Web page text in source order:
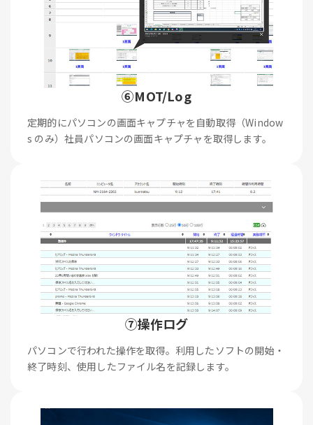
⑥MOT/Log
定期的にパソコンの画面キャプチャを自動取得（Window
s のみ）社員パソコンの画面キャプチャを取得します。
⑦操作ログ
パソコンで行われた操作を取得。利用したソフトの開始・
終了時刻、使用したファイル名を記録します。